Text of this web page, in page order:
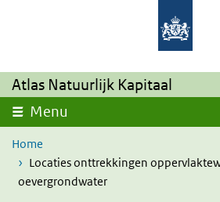
Overslaan en naar de inhoud gaan
Atlas Natuurlijk Kapitaal
Menu
Home
Locaties onttrekkingen
oevergrondwater